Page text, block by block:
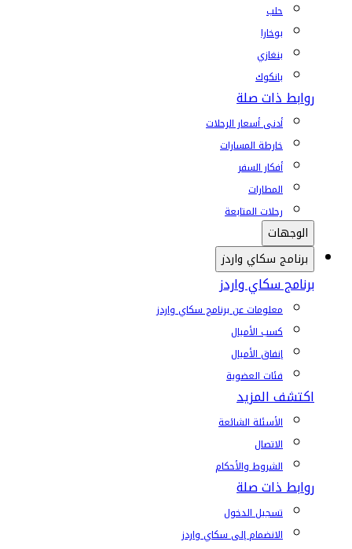
حلب
بوخارا
بنغازي
بانكوك
روابط ذات صلة
أدنى أسعار الرحلات
خارطة المسارات
أفكار السفر
المطارات
رحلات المتابعة
الوجهات
برنامج سكاي واردز
برنامج سكاي واردز
معلومات عن برنامج سكاي واردز
كسب الأميال
إنفاق الأميال
فئات العضوية
اكتشف المزيد
الأسئلة الشائعة
الاتصال
الشروط والأحكام
روابط ذات صلة
تسجيل الدخول
الانضمام إلى سكاي واردز